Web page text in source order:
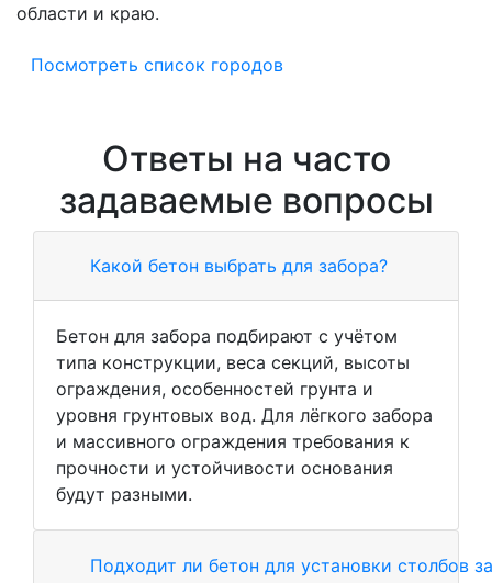
области и краю.
Посмотреть список городов
Ответы на часто
задаваемые вопросы
Какой бетон выбрать для забора?
Бетон для забора подбирают с учётом
типа конструкции, веса секций, высоты
ограждения, особенностей грунта и
уровня грунтовых вод. Для лёгкого забора
и массивного ограждения требования к
прочности и устойчивости основания
будут разными.
Подходит ли бетон для установки столбов